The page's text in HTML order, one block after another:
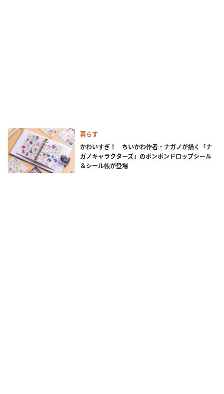
暮らす
かわいすぎ！ ちいかわ作者・ナガノが描く「ナ
ガノキャラクターズ」のボンボンドロップシール
＆シール帳が登場